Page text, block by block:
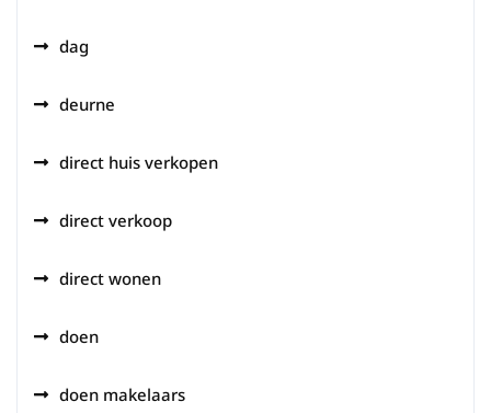
dag
deurne
direct huis verkopen
direct verkoop
direct wonen
doen
doen makelaars